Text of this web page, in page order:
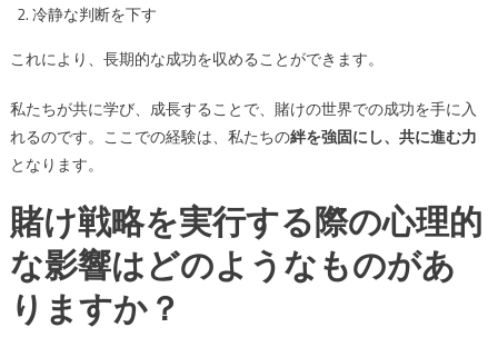
冷静な判断を下す
これにより、長期的な成功を収めることができます。
私たちが共に学び、成長することで、賭けの世界での成功を手に入
れるのです。ここでの経験は、私たちの絆を強固にし、共に進む力
となります。
賭け戦略を実行する際の心理的
な影響はどのようなものがあ
りますか？